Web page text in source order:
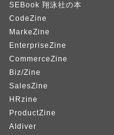
SEBook 翔泳社の本
CodeZine
MarkeZine
EnterpriseZine
CommerceZine
Biz/Zine
SalesZine
HRzine
ProductZine
AIdiver